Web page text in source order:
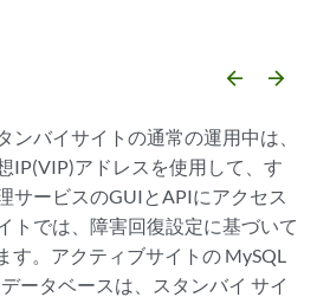
arrow_backward arrow_forward
ンバイサイトの通常の運用中は、
IP(VIP)アドレスを使用して、す
サービスのGUIとAPIにアクセス
トでは、障害回復設定に基づいて
す。アクティブサイトの MySQL
ータベースは、スタンバイ サイ